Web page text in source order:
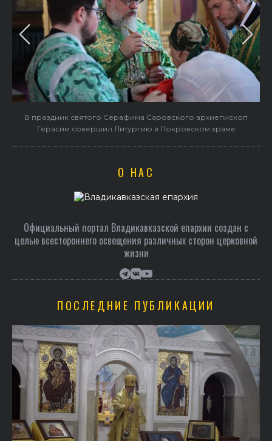
В праздник святого Серафима Саровского архиепископ
Герасим совершил Литургию в Покровском храме
О НАС
Официальный портал Владикавказской епархии создан c
целью всестороннего освещения различных сторон церковной
жизни
ПОСЛЕДНИЕ ПУБЛИКАЦИИ